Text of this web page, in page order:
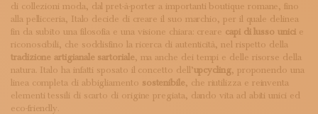
di collezioni moda, dal pret-à-porter a importanti boutique romane, fino
alla pellicceria, Italo decide di creare il suo marchio, per il quale delinea
fin da subito una filosofia e una visione chiara: creare capi di lusso unicie
riconoscibili, che soddisfino la ricerca di autenticità, nel rispetto della
tradizione artigianale sartoriale, ma anche dei tempi e delle risorse della
natura. Italo ha infatti sposato il concetto dell’upcycling, proponendo una
linea completa di abbigliamento sostenibile, che riutilizza e reinventa
elementi tessili di scarto di origine pregiata, dando vita ad abiti unici ed
eco-friendly.